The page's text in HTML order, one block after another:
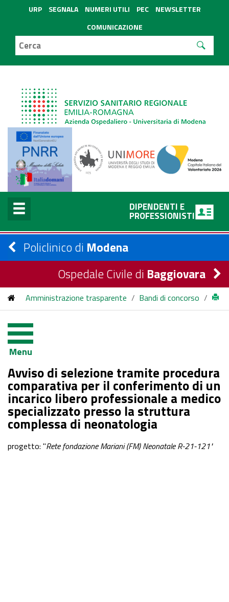
URP SEGNALA NUMERI UTILI PEC
NEWSLETTER
COMUNICAZIONE
DIPENDENTI E
PROFESSIONISTI
Policlinico di Modena
Ospedale Civile di Baggiovara
Amministrazione trasparente / Bandi di concorso /
Avviso di selezione tramite procedura comparativa per il
conferimento di un incarico libero professionale a medico
specializzato presso la struttura complessa di neonatologia
Menu
Avviso di selezione tramite procedura
comparativa per il conferimento di un
incarico libero professionale a medico
specializzato presso la struttura
complessa di neonatologia
progetto: "Rete fondazione Mariani (FM) Neonatale R-21-121"